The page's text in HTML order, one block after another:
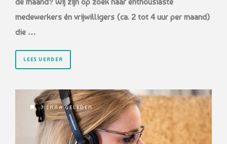
medewerkers én vrijwilligers (ca. 2 tot 4 uur per maand)
die …
LEES VERDER
7 JAAR GELEDEN